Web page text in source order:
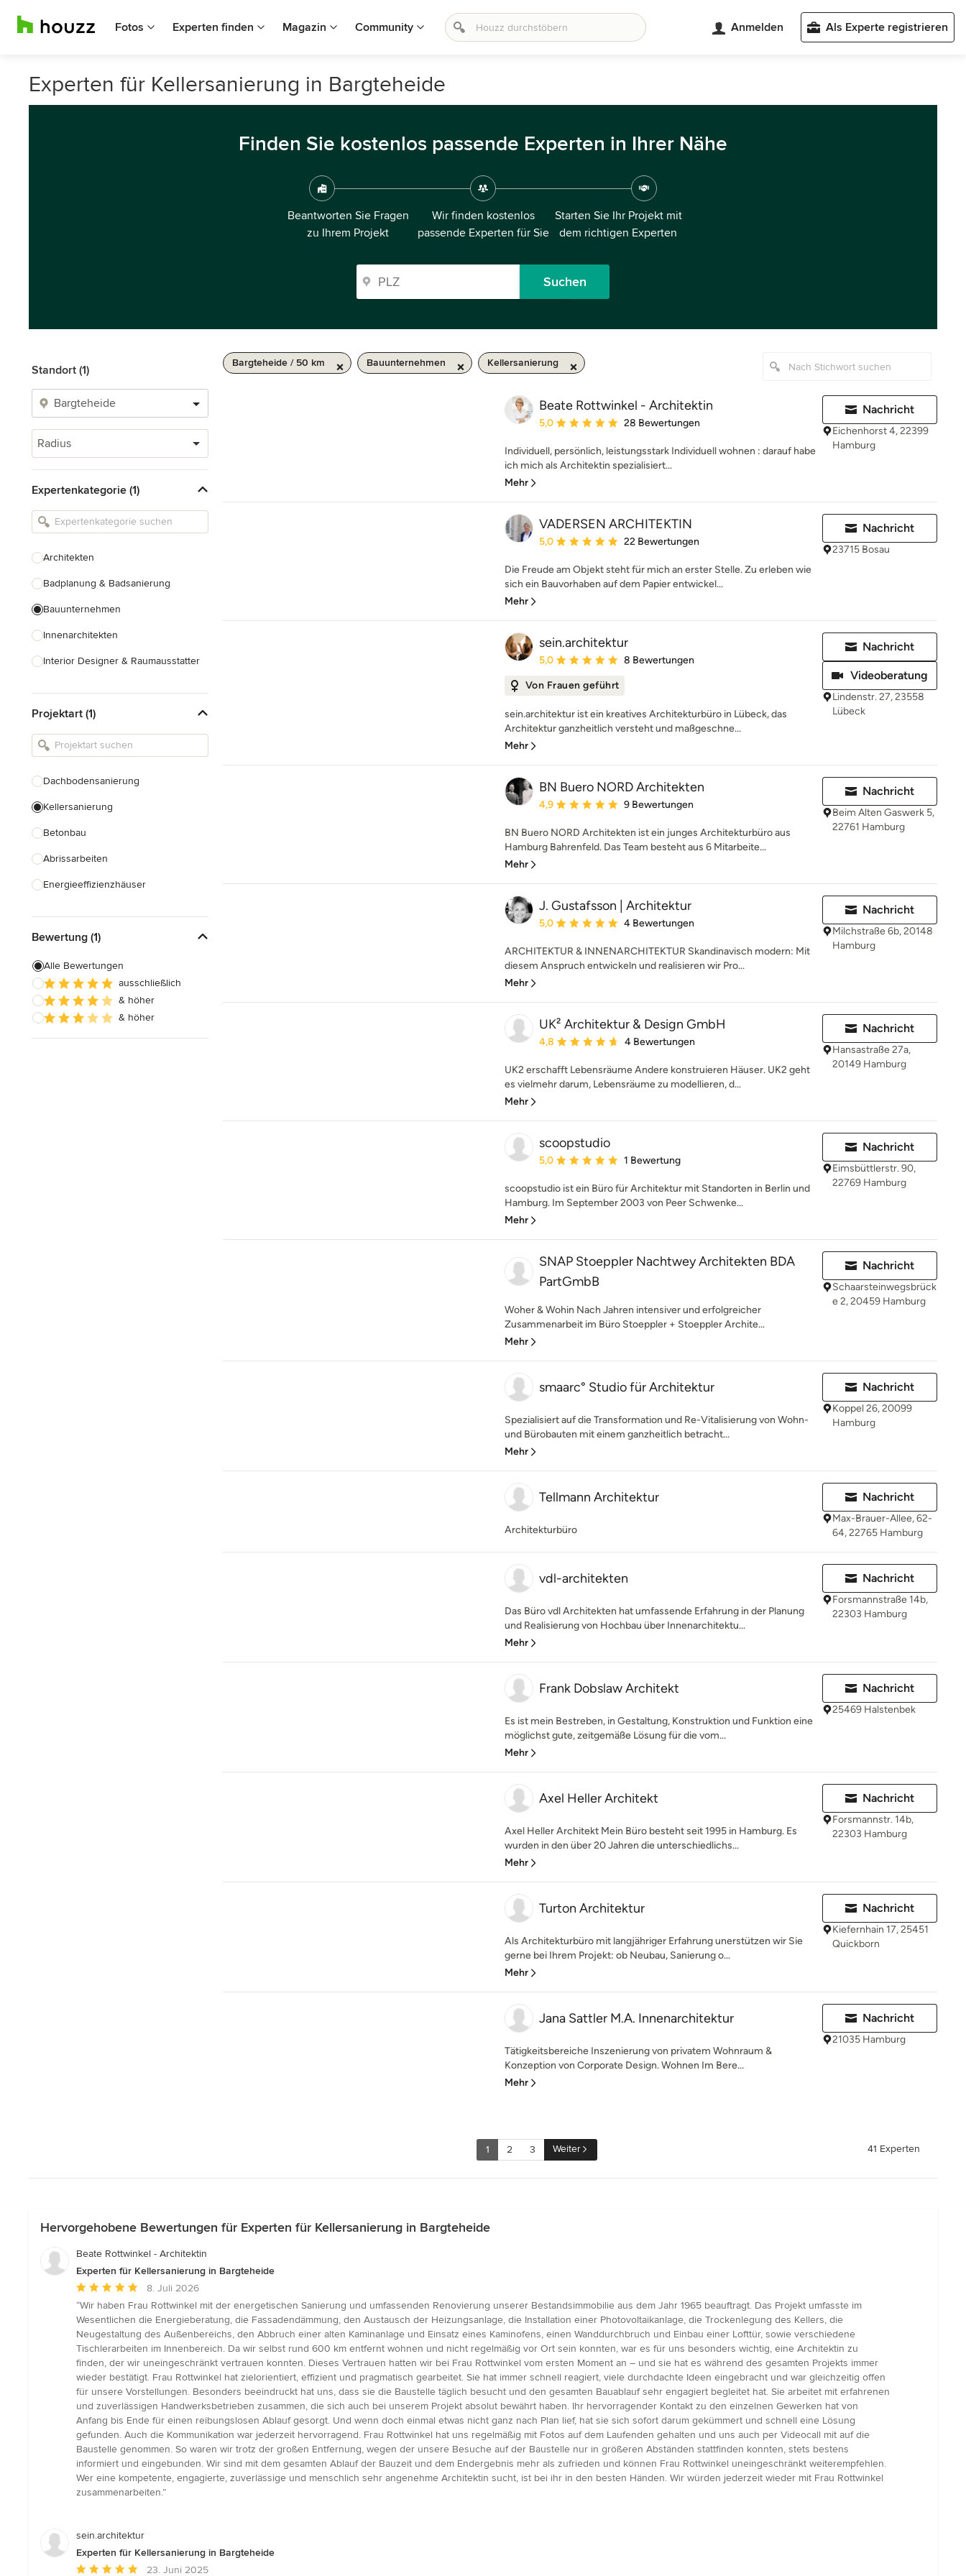
Fotos Experten finden Magazin Community Anmelden Als Experte registrieren
Experten für Kellersanierung in Bargteheide
Finden Sie kostenlos passende Experten in Ihrer Nähe
Beantworten Sie Fragen
zu Ihrem Projekt
Wir finden kostenlos
passende Experten für Sie
Starten Sie Ihr Projekt mit
dem richtigen Experten
Suchen
Standort (1)
Radius
Expertenkategorie (1)
Architekten
Badplanung & Badsanierung
Bauunternehmen
Innenarchitekten
Interior Designer & Raumausstatter
Landschaftsarchitekten
Armaturen & Sanitärbedarf
Projektart (1)
Dachbodensanierung
Kellersanierung
Betonbau
Abrissarbeiten
Energieeffizienzhäuser
Garagenbau
Nachhaltiges Bauen
Hausanbau
Hauserweiterungen
Bewertung (1)
Alle Bewertungen
ausschließlich
& höher
& höher
Bargteheide / 50 km Bauunternehmen Kellersanierung
Beate Rottwinkel - Architektin
Durchschnittliche Bewertung: 5 von 5 Sternen
5,0 28 Bewertungen
Individuell, persönlich, leistungsstark Individuell wohnen : darauf habe
ich mich als Architektin spezialisiert...
Mehr
Nachricht
Eichenhorst 4, 22399
Hamburg
VADERSEN ARCHITEKTIN
Durchschnittliche Bewertung: 5 von 5 Sternen
5,0 22 Bewertungen
Die Freude am Objekt steht für mich an erster Stelle. Zu erleben wie
sich ein Bauvorhaben auf dem Papier entwickel...
Mehr
Nachricht
23715 Bosau
sein.architektur
Durchschnittliche Bewertung: 5 von 5 Sternen
5,0 8 Bewertungen
Von Frauen geführt
sein.architektur ist ein kreatives Architekturbüro in Lübeck, das
Architektur ganzheitlich versteht und maßgeschne...
Mehr
Nachricht
Videoberatung
Lindenstr. 27, 23558
Lübeck
BN Buero NORD Architekten
Durchschnittliche Bewertung: 4.9 von 5 Sternen
4,9 9 Bewertungen
BN Buero NORD Architekten ist ein junges Architekturbüro aus
Hamburg Bahrenfeld. Das Team besteht aus 6 Mitarbeite...
Mehr
Nachricht
Beim Alten Gaswerk 5,
22761 Hamburg
J. Gustafsson | Architektur
Durchschnittliche Bewertung: 5 von 5 Sternen
5,0 4 Bewertungen
ARCHITEKTUR & INNENARCHITEKTUR Skandinavisch modern: Mit
diesem Anspruch entwickeln und realisieren wir Pro...
Mehr
Nachricht
Milchstraße 6b, 20148
Hamburg
UK² Architektur & Design GmbH
Durchschnittliche Bewertung: 4.8 von 5 Sternen
4,8 4 Bewertungen
UK2 erschafft Lebensräume Andere konstruieren Häuser. UK2 geht
es vielmehr darum, Lebensräume zu modellieren, d...
Mehr
Nachricht
Hansastraße 27a,
20149 Hamburg
scoopstudio
Durchschnittliche Bewertung: 5 von 5 Sternen
5,0 1 Bewertung
scoopstudio ist ein Büro für Architektur mit Standorten in Berlin und
Hamburg. Im September 2003 von Peer Schwenke...
Mehr
Nachricht
Eimsbüttlerstr. 90,
22769 Hamburg
SNAP Stoeppler Nachtwey Architekten BDA
PartGmbB
Woher & Wohin Nach Jahren intensiver und erfolgreicher
Zusammenarbeit im Büro Stoeppler + Stoeppler Archite...
Mehr
Nachricht
Schaarsteinwegsbrück
e 2, 20459 Hamburg
smaarc° Studio für Architektur
Spezialisiert auf die Transformation und Re-Vitalisierung von Wohn-
und Bürobauten mit einem ganzheitlich betracht...
Mehr
Nachricht
Koppel 26, 20099
Hamburg
Tellmann Architektur
Architekturbüro
Nachricht
Max-Brauer-Allee, 62-
64, 22765 Hamburg
vdl-architekten
Das Büro vdl Architekten hat umfassende Erfahrung in der Planung
und Realisierung von Hochbau über Innenarchitektu...
Mehr
Nachricht
Forsmannstraße 14b,
22303 Hamburg
Frank Dobslaw Architekt
Es ist mein Bestreben, in Gestaltung, Konstruktion und Funktion eine
möglichst gute, zeitgemäße Lösung für die vom...
Mehr
Nachricht
25469 Halstenbek
Axel Heller Architekt
Axel Heller Architekt Mein Büro besteht seit 1995 in Hamburg. Es
wurden in den über 20 Jahren die unterschiedlichs...
Mehr
Nachricht
Forsmannstr. 14b,
22303 Hamburg
Turton Architektur
Als Architekturbüro mit langjähriger Erfahrung unerstützen wir Sie
gerne bei Ihrem Projekt: ob Neubau, Sanierung o...
Mehr
Nachricht
Kiefernhain 17, 25451
Quickborn
Jana Sattler M.A. Innenarchitektur
Tätigkeitsbereiche Inszenierung von privatem Wohnraum &
Konzeption von Corporate Design. Wohnen Im Bere...
Mehr
Nachricht
21035 Hamburg
1 2 3 Weiter 41 Experten
Hervorgehobene Bewertungen für Experten für Kellersanierung in Bargteheide
Beate Rottwinkel - Architektin
Experten für Kellersanierung in Bargteheide
Durchschnittliche
Bewertung:
5
von
5
Sternen
8. Juli 2026
“Wir haben Frau Rottwinkel mit der energetischen Sanierung und umfassenden Renovierung unserer Bestandsimmobilie aus dem Jahr 1965 beauftragt. Das Projekt umfasste im
Wesentlichen die Energieberatung, die Fassadendämmung, den Austausch der Heizungsanlage, die Installation einer Photovoltaikanlage, die Trockenlegung des Kellers, die
Neugestaltung des Außenbereichs, den Abbruch einer alten Kaminanlage und Einsatz eines Kaminofens, einen Wanddurchbruch und Einbau einer Lofttür, sowie verschiedene
Tischlerarbeiten im Innenbereich. Da wir selbst rund 600 km entfernt wohnen und nicht regelmäßig vor Ort sein konnten, war es für uns besonders wichtig, eine Architektin zu
finden, der wir uneingeschränkt vertrauen konnten. Dieses Vertrauen hatten wir bei Frau Rottwinkel vom ersten Moment an – und sie hat es während des gesamten Projekts immer
wieder bestätigt. Frau Rottwinkel hat zielorientiert, effizient und pragmatisch gearbeitet. Sie hat immer schnell reagiert, viele durchdachte Ideen eingebracht und war gleichzeitig offen
für unsere Vorstellungen. Besonders beeindruckt hat uns, dass sie die Baustelle täglich besucht und den gesamten Bauablauf sehr engagiert begleitet hat. Sie arbeitet mit erfahrenen
und zuverlässigen Handwerksbetrieben zusammen, die sich auch bei unserem Projekt absolut bewährt haben. Ihr hervorragender Kontakt zu den einzelnen Gewerken hat von
Anfang bis Ende für einen reibungslosen Ablauf gesorgt. Und wenn doch einmal etwas nicht ganz nach Plan lief, hat sie sich sofort darum gekümmert und schnell eine Lösung
gefunden. Auch die Kommunikation war jederzeit hervorragend. Frau Rottwinkel hat uns regelmäßig mit Fotos auf dem Laufenden gehalten und uns auch per Videocall mit auf die
Baustelle genommen. So waren wir trotz der großen Entfernung, wegen der unsere Besuche auf der Baustelle nur in größeren Abständen stattfinden konnten, stets bestens
informiert und eingebunden. Wir sind mit dem gesamten Ablauf der Bauzeit und dem Endergebnis mehr als zufrieden und können Frau Rottwinkel uneingeschränkt weiterempfehlen.
Wer eine kompetente, engagierte, zuverlässige und menschlich sehr angenehme Architektin sucht, ist bei ihr in den besten Händen. Wir würden jederzeit wieder mit Frau Rottwinkel
zusammenarbeiten.”
sein.architektur
Experten für Kellersanierung in Bargteheide
Durchschnittliche23. Juni 2025